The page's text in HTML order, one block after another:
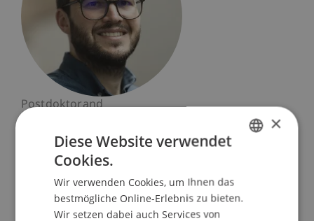
Postdoktorand
Universität Liechtenstein
9490 Vaduz
Liechtenstein
×
Diese Website verwendet
Cookies.
Wir verwenden Cookies, um Ihnen das
bestmögliche Online-Erlebnis zu bieten.
Wir setzen dabei auch Services von